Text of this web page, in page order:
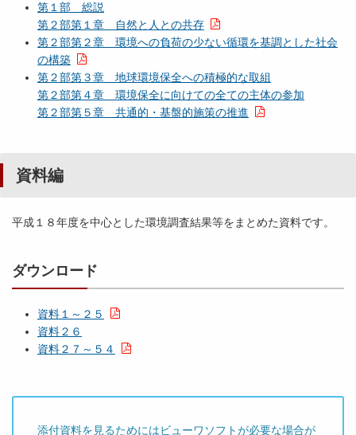
第１部 総説
第２部第１章 自然と人との共存
第２部第２章 環境への負荷の少ない循環を基調とした社会
の構築
第２部第３章 地球環境保全への積極的な取組
第２部第４章 環境保全に向けての全ての主体の参加
第２部第５章 共通的・基盤的施策の推進
資料編
平成１８年度を中心とした環境調査結果等をまとめた資料です。
ダウンロード
資料１～２５
資料２６
資料２７～５４
添付資料を見るためにはビューワソフトが必要な場合が